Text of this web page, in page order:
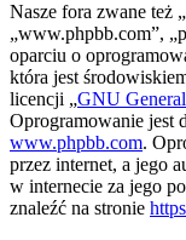
Nasze fora zwane też
„www.phpbb.com”,
oparciu o
która jest
licencji „GNU
Oprogramowanie jest
www.phpbb.com.
przez internet, a jego
w internecie za jego
znaleźć na stronie